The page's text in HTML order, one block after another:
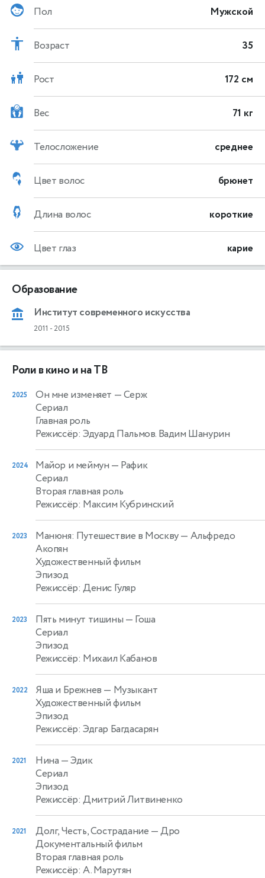
Пол Мужской
Возраст 35
Рост 172 см
Вес 71 кг
Телосложение среднее
Цвет волос брюнет
Длина волос короткие
Цвет глаз карие
Образование
Институт современного искусства
2011 - 2015
Роли в кино и на ТВ
2025 Он мне изменяет — Серж
Сериал
Главная роль
Режиссёр: Эдуард Пальмов. Вадим Шанурин
2024 Майор и меймун — Рафик
Сериал
Вторая главная роль
Режиссёр: Максим Кубринский
2023 Манюня: Путешествие в Москву— Альфредо
Акопян
Художественный фильм
Эпизод
Режиссёр: Денис Гуляр
2023 Пять минут тишины — Гоша
Сериал
Эпизод
Режиссёр: Михаил Кабанов
2022 Яша и Брежнев — Музыкант
Художественный фильм
Эпизод
Режиссёр: Эдгар Багдасарян
2021 Нина — Эдик
Сериал
Эпизод
Режиссёр: Дмитрий Литвиненко
2021 Долг, Честь, Сострадание — Дро
Документальный фильм
Вторая главная роль
Режиссёр: А. Марутян